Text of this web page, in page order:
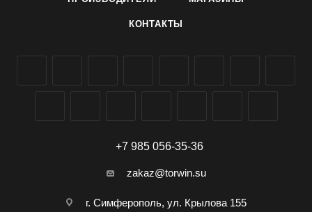
КОНТАКТЫ
+7 985 056-35-36
zakaz@torwin.su
г. Симферополь, ул. Крылова 155